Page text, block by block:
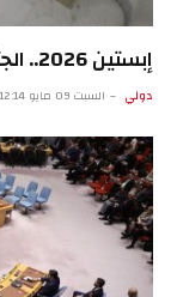
إبستين 2026.. الجثة التي لا تزال تتحدث
دولي السبت 09 مايو 12:14 ص